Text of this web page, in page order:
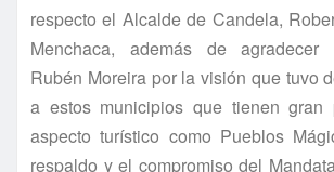
respecto el Alcalde de Candela,
Menchaca, además de agradecer
Rubén Moreira por la visión que tuvo
a estos municipios que tienen gran
aspecto turí­stico como Pueblos
respaldo y el compromiso del